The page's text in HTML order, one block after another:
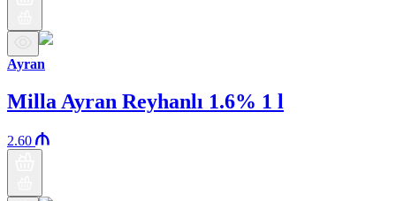
Ayran
Milla Ayran Reyhanlı 1.6% 1 l
2.60